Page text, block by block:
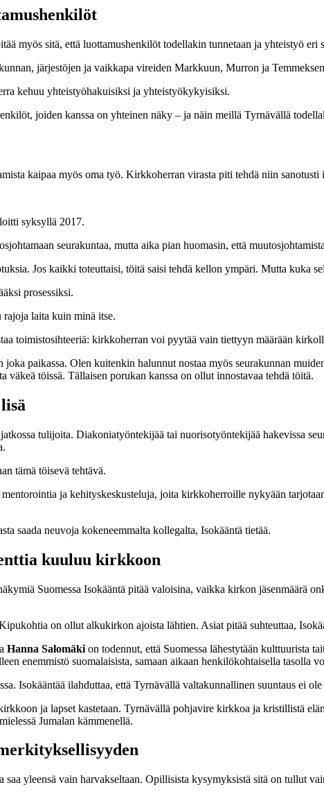
myös sitä, että luottamushenkilöt todellakin tunnetaan ja yhteistyö eri
järjestöjen ja vaikkapa vireiden Markkuun, Murron ja
kehuu yhteistyöhakuisiksi ja yhteistyökykyisiksi.
joiden kanssa on yhteinen näky – ja näin meillä Tyrnävällä
kaipaa myös oma työ. Kirkkoherran virasta piti tehdä niin sanotusti
syksyllä 2017.
seurakuntaa, mutta aika pian huomasin, että
Jos kaikki toteuttaisi, töitä saisi tehdä kellon ympäri. Mutta kuka
prosessiksi.
laita kuin minä itse.
toimistosihteeriä: kirkkoherran voi pyytää vain tiettyyn määrään
paikassa. Olen kuitenkin halunnut nostaa myös seurakunnan
väkeä töissä. Tällaisen porukan kanssa on ollut innostavaa tehdä töitä.
tulijoita. Diakoniatyöntekijää tai nuorisotyöntekijää hakevissa
tämä töisevä tehtävä.
mentorointia ja kehityskeskusteluja, joita kirkkoherroille nykyään
saada neuvoja kokeneemmalta kollegalta, Isokääntä tietää.
kuuluu kirkkoon
Suomessa Isokääntä pitää valoisina, vaikka kirkon jäsenmäärä
on ollut alkukirkon ajoista lähtien. Asiat pitää suhteuttaa,
Hanna Salomäki on todennut, että Suomessa lähestytään kulttuurista
enemmistö suomalaisista, samaan aikaan henkilökohtaisella tasolla
Isokääntää ilahduttaa, että Tyrnävällä valtakunnallinen suuntaus ei
ja lapset kastetaan. Tyrnävällä pohjavire kirkkoa ja kristillistä
Jumalan kämmenellä.
saa yleensä vain harvakseltaan. Opillisista kysymyksistä sitä on tullut